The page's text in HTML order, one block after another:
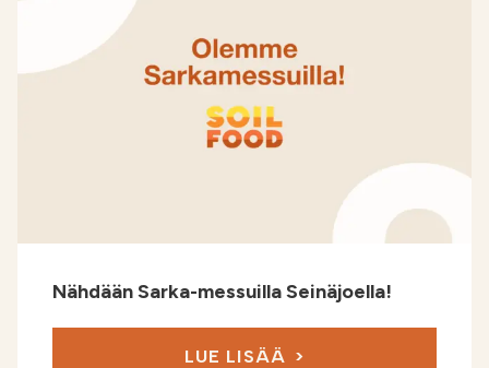
Nähdään Sarka-messuilla Seinäjoella!
LUE LISÄÄ